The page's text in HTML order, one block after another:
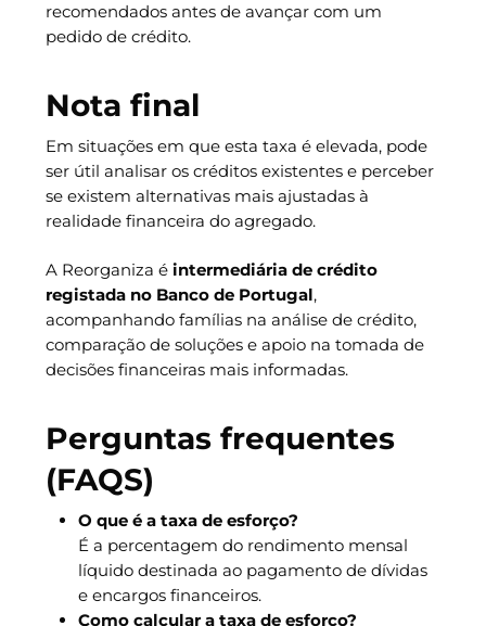
recomendados antes de avançar com um
pedido de crédito.
Nota final
Em situações em que esta taxa é elevada, pode
ser útil analisar os créditos existentes e perceber
se existem alternativas mais ajustadas à
realidade financeira do agregado.
A Reorganiza é intermediária de crédito
registada no Banco de Portugal,
acompanhando famílias na análise de crédito,
comparação de soluções e apoio na tomada de
decisões financeiras mais informadas.
Perguntas frequentes
(FAQS)
O que é a taxa de esforço?
É a percentagem do rendimento mensal
líquido destinada ao pagamento de dívidas
e encargos financeiros.
Como calcular a taxa de esforço?